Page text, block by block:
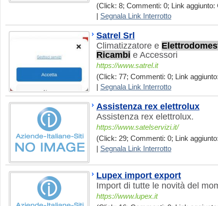
(Click: 8; Commenti: 0; Link aggiunto:
Segnala Link Interrotto
Satrel Srl
Climatizzatore e
Ricambi e Accessori
https://www.satrel.it
(Click: 77; Commenti: 0; Link
Segnala Link Interrotto
Assistenza rex elettrolux
Assistenza rex elettrolux.
https://www.satelservizi.it/
(Click: 29; Commenti: 0; Link
Segnala Link Interrotto
Lupex import export
Import di tutte le novità del
https://www.lupex.it